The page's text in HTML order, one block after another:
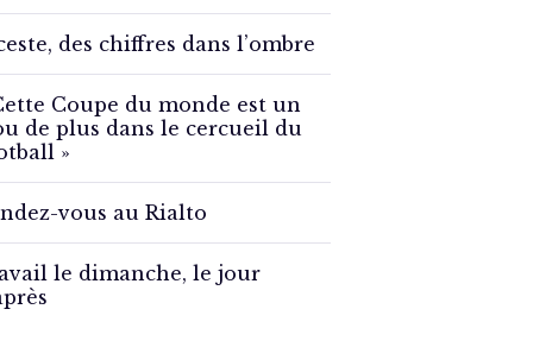
des chiffres dans l’ombre
Coupe du monde est un
de plus dans le cercueil du
»
vous au Rialto
le dimanche, le jour